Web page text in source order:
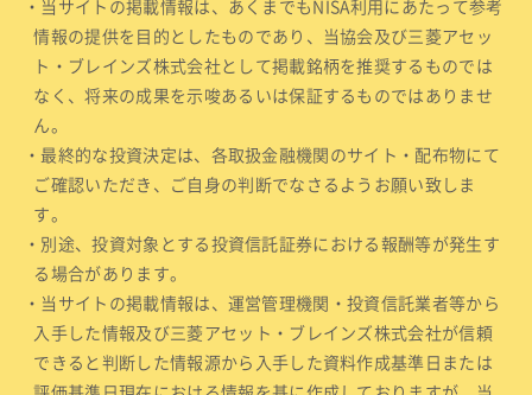
・当サイトの掲載情報は、あくまでもNISA利用にあたって参考
情報の提供を目的としたものであり、当協会及び三菱アセッ
ト・ブレインズ株式会社として掲載銘柄を推奨するものでは
なく、将来の成果を示唆あるいは保証するものではありませ
ん。
・最終的な投資決定は、各取扱金融機関のサイト・配布物にて
ご確認いただき、ご自身の判断でなさるようお願い致しま
す。
・別途、投資対象とする投資信託証券における報酬等が発生す
る場合があります。
・当サイトの掲載情報は、運営管理機関・投資信託業者等から
入手した情報及び三菱アセット・ブレインズ株式会社が信頼
できると判断した情報源から入手した資料作成基準日または